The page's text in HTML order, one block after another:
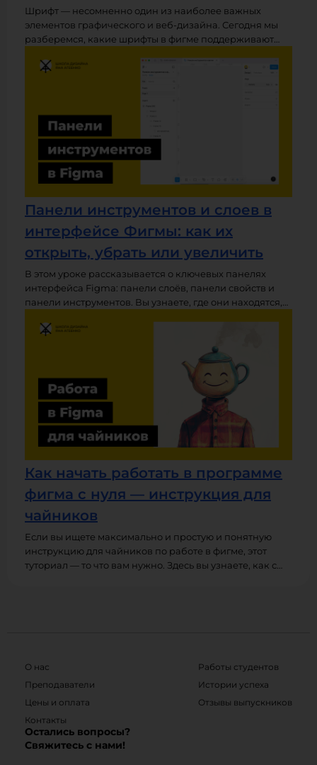
Шрифт — несомненно один из наиболее важных
элементов графического и веб-дизайна. Сегодня мы
разберемся, какие шрифты в фигме поддерживают
шрифты. В дополнение к уроку предоставляется
Панели инструментов и слоев в
интерфейсе Фигмы: как их
открыть, убрать или увеличить
В этом уроке рассказывается о ключевых панелях
интерфейса Figma: панели слоёв, панели свойств и
панели инструментов. Вы узнаете, где они находятся,
объясняется, как вернуть пропавшие панели и как
изменить их размер — как ширину отдельных панелей,
так и общий масштаб интерфейса в зависимости от
того, работаете ли вы в браузере или в десктопном
приложении.
Как начать работать в программе
фигма с нуля — инструкция для
чайников
Если вы ищете максимально и простую и понятную
инструкцию для чайников по работе в фигме, этот
туториал — то что вам нужно. Здесь вы узнаете, как с
О нас
Преподаватели
Цены и оплата
Контакты
Работы студентов
Истории успеха
Отзывы выпускников
Остались вопросы?
Свяжитесь с нами!